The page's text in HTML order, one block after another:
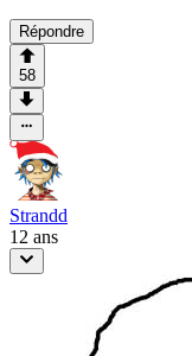
Répondre
58
Strandd
12 ans